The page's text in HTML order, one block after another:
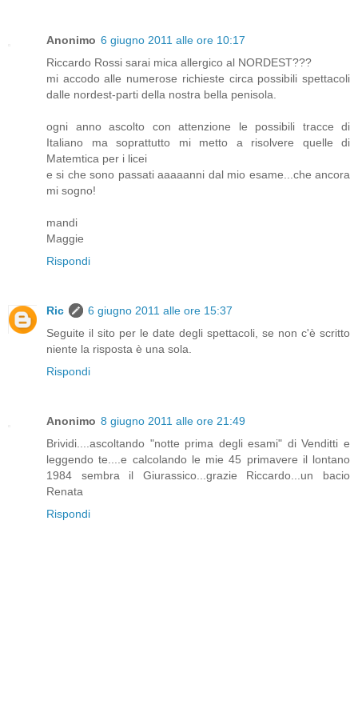
Anonimo 6 giugno 2011 alle ore 10:17
Riccardo Rossi sarai mica allergico al NORDEST???
mi accodo alle numerose richieste circa possibili spettacoli
dalle nordest-parti della nostra bella penisola.
ogni anno ascolto con attenzione le possibili tracce di
Italiano ma soprattutto mi metto a risolvere quelle di
Matemtica per i licei
e si che sono passati aaaaanni dal mio esame...che ancora
mi sogno!
mandi
Maggie
Rispondi
Ric
6 giugno 2011 alle ore 15:37
Seguite il sito per le date degli spettacoli, se non c'è scritto
niente la risposta è una sola.
Rispondi
Anonimo 8 giugno 2011 alle ore 21:49
Brividi....ascoltando "notte prima degli esami" di Venditti e
leggendo te....e calcolando le mie 45 primavere il lontano
1984 sembra il Giurassico...grazie Riccardo...un bacio
Renata
Rispondi